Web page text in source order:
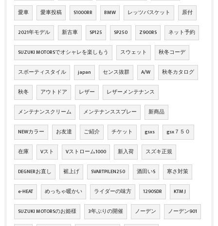
愛車 愛車投稿 S1000RR BMW レッツバスケット 原付
2021年モデル 新古車 SP125 SP250 Z900RS ネット予約
SUZUKI MOTORSでオシャレを楽しもう スウェット 秋冬コーデ
スポーティスタイル japan センス抜群 A/W 秋冬カタログ
秋冬 アウトドア レザー レザーメンテナンス
メンテナンスクリーム メンテナンススプレー 新商品
NEWカラー お友達 ご紹介 チケット gsxs gsx７５０
在庫 Vスト Vストローム1000 新入荷 スズキ正規
DEGNERお直し 裾上げ SVARTPILEN250 酒田いS 寒さ対策
e-HEAT めっちゃ暖かい ライダーの味方 1290SDR KTM J
SUZUKI MOTORSのお姫様 3年ぶりの開催 ノーデン ノーデン901